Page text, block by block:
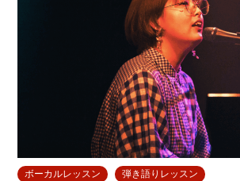
ボーカルレッスン 弾き語りレッスン